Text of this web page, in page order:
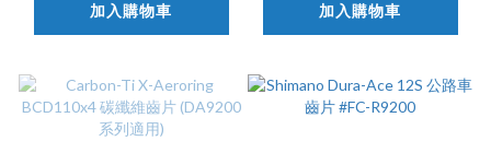
加入購物車 加入購物車